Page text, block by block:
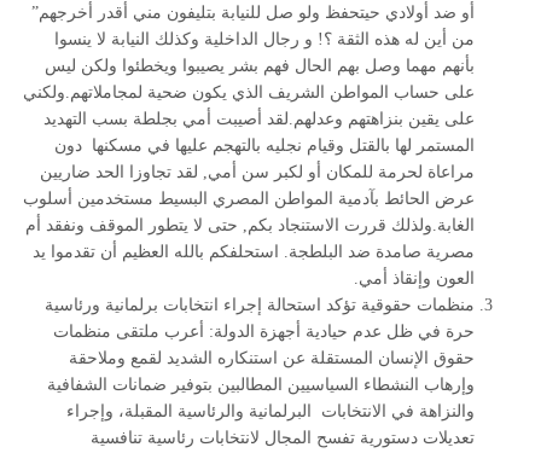
أو ضد أولادي حيتحفظ ولو صل للنيابة بتليفون مني أقدر أخرجهم”
من أين له هذه الثقة ؟! و رجال الداخلية وكذلك النيابة لا ينسوا
بأنهم مهما وصل بهم الحال فهم بشر يصيبوا ويخطئوا ولكن ليس
على حساب المواطن الشريف الذي يكون ضحية لمجاملاتهم.ولكني
على يقين بنزاهتهم وعدلهم.لقد أصيبت أمي بجلطة بسب التهديد
المستمر لها بالقتل وقيام نجليه بالتهجم عليها في مسكنها دون
مراعاة لحرمة للمكان أو لكبر سن أمي, لقد تجاوزا الحد ضاريين
عرض الحائط بآدمية المواطن المصري البسيط مستخدمين أسلوب
الغابة.ولذلك قررت الاستنجاد بكم, حتى لا يتطور الموقف ونفقد أم
مصرية صامدة ضد البلطجة. استحلفكم بالله العظيم أن تقدموا يد
العون وإنقاذ أمي.
منظمات حقوقية تؤكد استحالة إجراء انتخابات برلمانية ورئاسية
حرة في ظل عدم حيادية أجهزة الدولة: أعرب ملتقى منظمات
حقوق الإنسان المستقلة عن استنكاره الشديد لقمع وملاحقة
وإرهاب النشطاء السياسيين المطالبين بتوفير ضمانات الشفافية
والنزاهة في الانتخابات البرلمانية والرئاسية المقبلة، وإجراء
تعديلات دستورية تفسح المجال لانتخابات رئاسية تنافسية